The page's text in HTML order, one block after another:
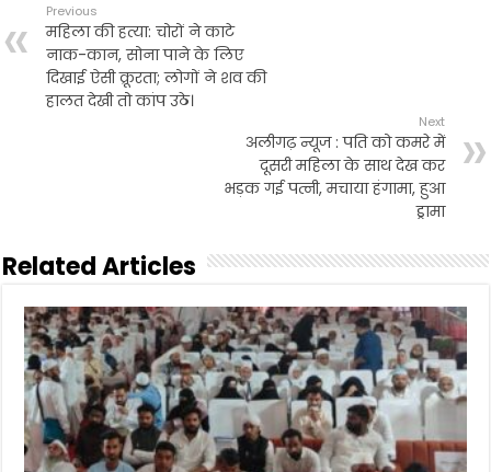
o
o
k
e
r
p
p
Previous
महिला की हत्या: चोरों ने काटे
नाक-कान, सोना पाने के लिए
दिखाई ऐसी क्रूरता; लोगों ने शव की
हालत देखी तो कांप उठे।
Next
अलीगढ़ न्यूज : पति को कमरे में
दूसरी महिला के साथ देख कर
भड़क गई पत्नी, मचाया हंगामा, हुआ
ड्रामा
Related Articles